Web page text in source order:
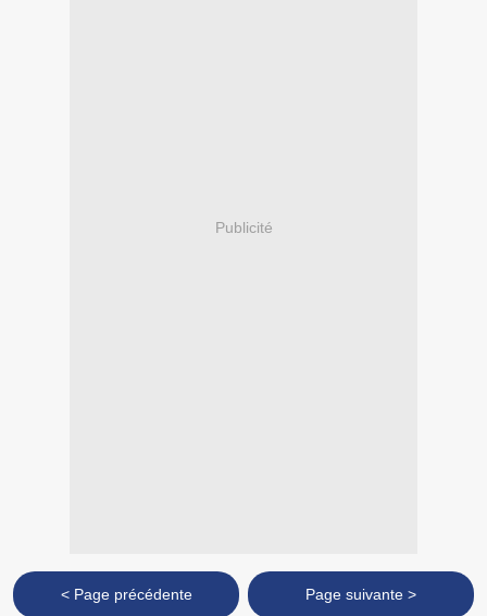
Publicité
< Page précédente Page suivante >